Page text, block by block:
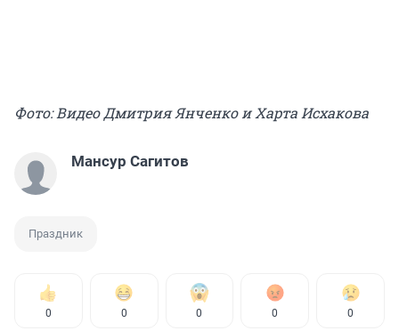
Фото: Видео Дмитрия Янченко и Харта Исхакова
Мансур Сагитов
Праздник
0 0 0 0 0